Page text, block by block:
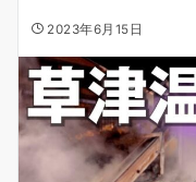
2023年6月15日